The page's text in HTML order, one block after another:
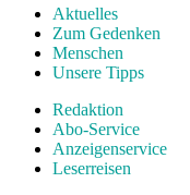
Aktuelles
Zum Gedenken
Menschen
Unsere Tipps
Redaktion
Abo-Service
Anzeigenservice
Leserreisen